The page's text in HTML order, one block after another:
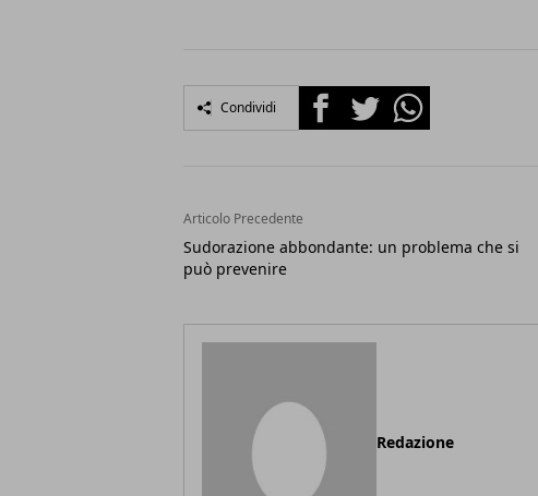
Condividi FacebookTwitterWhatsapp
Articolo Precedente
Sudorazione abbondante: un problema che si
può prevenire
Redazione